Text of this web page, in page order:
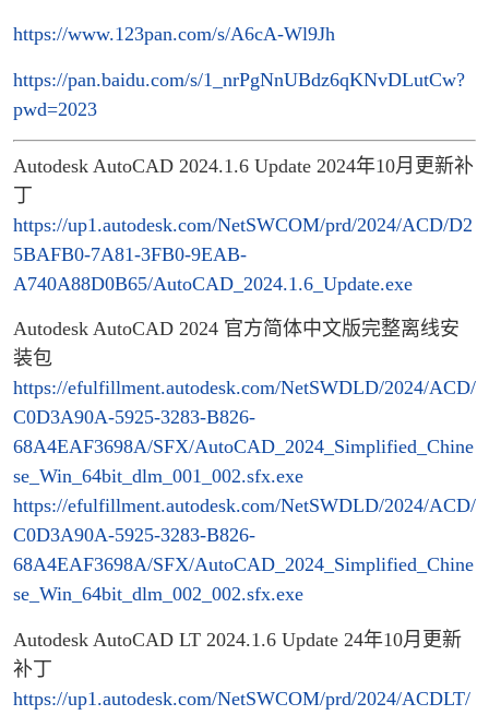
https://www.123pan.com/s/A6cA-Wl9Jh
https://pan.baidu.com/s/1_nrPgNnUBdz6qKNvDLutCw?
pwd=2023
Autodesk AutoCAD 2024.1.6 Update 2024年10月更新补
丁
https://up1.autodesk.com/NetSWCOM/prd/2024/ACD/D2
5BAFB0-7A81-3FB0-9EAB-
A740A88D0B65/AutoCAD_2024.1.6_Update.exe
Autodesk AutoCAD 2024 官方简体中文版完整离线安
装包
https://efulfillment.autodesk.com/NetSWDLD/2024/ACD/
C0D3A90A-5925-3283-B826-
68A4EAF3698A/SFX/AutoCAD_2024_Simplified_Chine
se_Win_64bit_dlm_001_002.sfx.exe
https://efulfillment.autodesk.com/NetSWDLD/2024/ACD/
C0D3A90A-5925-3283-B826-
68A4EAF3698A/SFX/AutoCAD_2024_Simplified_Chine
se_Win_64bit_dlm_002_002.sfx.exe
Autodesk AutoCAD LT 2024.1.6 Update 24年10月更新
补丁
https://up1.autodesk.com/NetSWCOM/prd/2024/ACDLT/